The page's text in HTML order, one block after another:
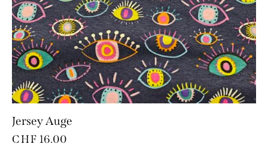
Jersey Auge
CHF 16.00